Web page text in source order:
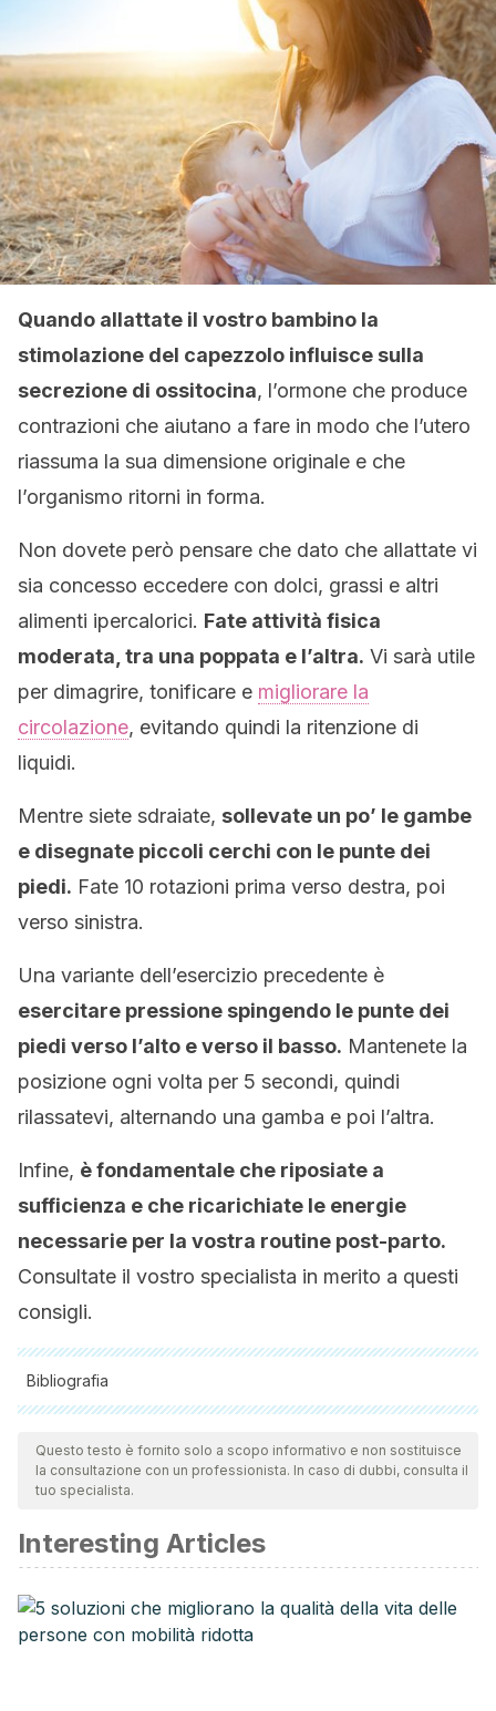
Quando allattate il vostro bambino la
stimolazione del capezzolo influisce sulla
secrezione di ossitocina, l’ormone che produce
contrazioni che aiutano a fare in modo che l’utero
riassuma la sua dimensione originale e che
l’organismo ritorni in forma.
Non dovete però pensare che dato che allattate vi
sia concesso eccedere con dolci, grassi e altri
alimenti ipercalorici. Fate attività fisica
moderata, tra una poppata e l’altra. Vi sarà utile
per dimagrire, tonificare e migliorare la
circolazione, evitando quindi la ritenzione di
liquidi.
Mentre siete sdraiate, sollevate un po’ le gambe
e disegnate piccoli cerchi con le punte dei
piedi. Fate 10 rotazioni prima verso destra, poi
verso sinistra.
Una variante dell’esercizio precedente è
esercitare pressione spingendo le punte dei
piedi verso l’alto e verso il basso. Mantenete la
posizione ogni volta per 5 secondi, quindi
rilassatevi, alternando una gamba e poi l’altra.
Infine, è fondamentale che riposiate a
sufficienza e che ricarichiate le energie
necessarie per la vostra routine post-parto.
Consultate il vostro specialista in merito a questi
consigli.
Bibliografia
Tutte le fonti citate sono state esaminate a fondo dal nostro
team per garantirne la qualità, l'affidabilità, l'attualità e la
validità. La bibliografia di questo articolo è stata considerata
de Pediatría, A. E.(2004).Lactancia Materna: guía para
profesionales. Ergón.
http://www.ministeriodesalud.go.cr/gestores_en_salud/
OPS staff.(n.d.). Beneficios de la lactancia materna.
Questo testo è fornito solo a scopo informativo e non sostituisce
la consultazione con un professionista. In caso di dubbi, consulta il
tuo specialista.
Interesting Articles